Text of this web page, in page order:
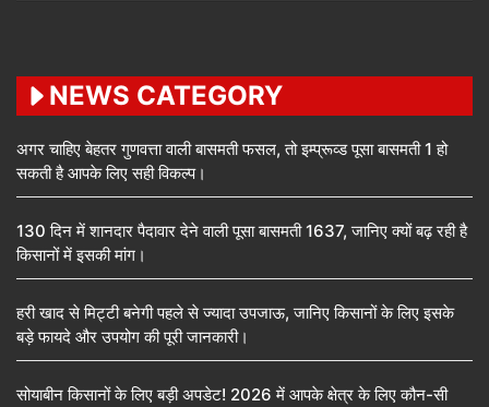
NEWS CATEGORY
अगर चाहिए बेहतर गुणवत्ता वाली बासमती फसल, तो इम्प्रूव्ड पूसा बासमती 1 हो
सकती है आपके लिए सही विकल्प।
130 दिन में शानदार पैदावार देने वाली पूसा बासमती 1637, जानिए क्यों बढ़ रही है
किसानों में इसकी मांग।
हरी खाद से मिट्टी बनेगी पहले से ज्यादा उपजाऊ, जानिए किसानों के लिए इसके
बड़े फायदे और उपयोग की पूरी जानकारी।
सोयाबीन किसानों के लिए बड़ी अपडेट! 2026 में आपके क्षेत्र के लिए कौन-सी